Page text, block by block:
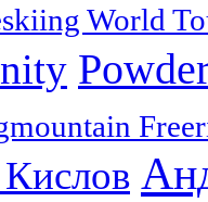
World